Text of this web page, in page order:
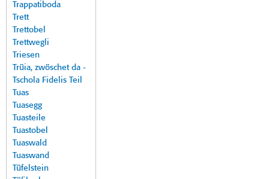
Trappatiboda
Trett
Trettobel
Trettwegli
Triesen
Trüia, zwöschet da -
Tschola Fidelis Teil
Tuas
Tuasegg
Tuasteile
Tuastobel
Tuaswald
Tuaswand
Tüfelstein